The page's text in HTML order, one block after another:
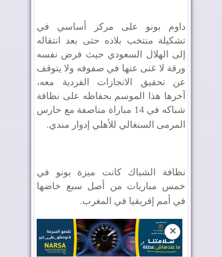
داوم بونو على مركز أساسي في
تشكيلة منتخب بلاده حتى بعد انتقاله
إلى الهلال السعودي حيث فرض نفسه
ورقة لا غنى عنها في صفوفه ولا يتوقف
عن تحقيق الانجازات الفردية معه،
آخرها هذا الموسم بحفاظه على نظافة
شباكه في 14 مباراة مناصفة مع حارس
المرمى السنغالي للأهلي إدوار مندي.
نظافة الشباك كانت ميزة بونو في
خمس مباريات من أصل سبع خاضها
في أمم إفريقيا في المغرب.
✕